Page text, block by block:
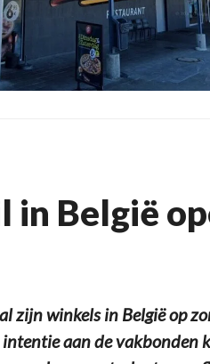
in België
zijn winkels in België op
aan de vakbonden